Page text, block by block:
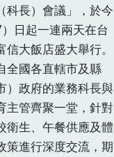
科長）會議」，於今
）日起一連兩天在台
信大飯店盛大舉行。
全國各直轄市及縣
）政府的業務科長與
主管齊聚一堂，針對
衛生、午餐供應及體
策進行深度交流，期